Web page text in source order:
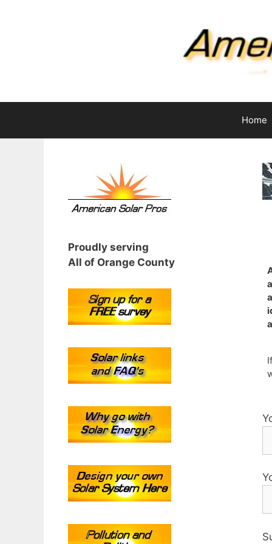
Home
Proudly serving
All of Orange County